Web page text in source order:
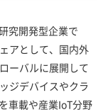
究開発型企業で
アとして、国内外
ーバルに展開して
ジデバイスやクラ
車載や産業IoT分野